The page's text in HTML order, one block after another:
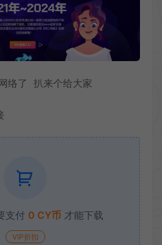
络了 扒来个给大家
支付 0 CY币 才能下载
VIP折扣